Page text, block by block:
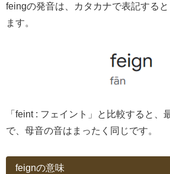
feingの発音は、カタカナで表記する
ます。
「feint : フェイント」と比較すると、
で、母音の音はまったく同じです。
feignの意味